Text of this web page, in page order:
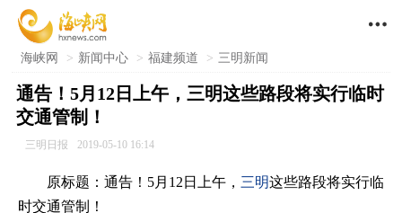

海峡网 > 新闻中心 > 福建频道 > 三明新闻
通告！5月12日上午，三明这些路段将实行临时
交通管制！
三明日报 2019-05-10 16:14
原标题：通告！5月12日上午， 三明这些路段将实行临
时交通管制！